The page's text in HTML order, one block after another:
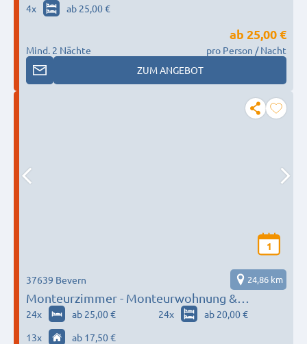
Immobilien
4x ab 25,00 €
Mind. 2 Nächte
ab 25,00 €
pro Person / Nacht
ZUM ANGEBOT
1
Monteurzimmer - Monteurwohnung &
Ferienwohnung im Bikerhaus – 37639 Bevern
bei Holzminden
37639 Bevern 24,86 km
24x ab 25,00 € 24x
ab 20,00 €
13x ab 17,50 €